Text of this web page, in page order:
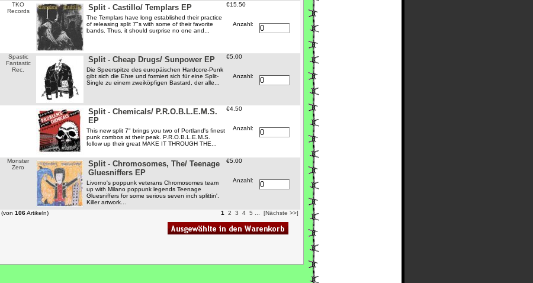
TKO
Records
Split - Castillo/ Templars EP
The Templars have long established their practice
of releasing split 7"s with some of their favorite
bands. Thus, it should surprise no one and...
€15.50
Anzahl:
Spastic
Fantastic
Rec.
Split - Cheap Drugs/ Sunpower EP
Die Speerspitze des europäischen Hardcore-Punk
gibt sich die Ehre und formiert sich für eine Split-
Single zu einem zweiköpfigen Bastard, der alle...
€5.00
Anzahl:
Split - Chemicals/ P.R.O.B.L.E.M.S.
EP
This new split 7" brings you two of Portland's finest
punk combos at their peak. P.R.O.B.L.E.M.S.
follow up their great MAKE IT THROUGH THE...
€4.50
Anzahl:
Monster
Zero
Split - Chromosomes, The/ Teenage
Gluesniffers EP
Livorno's poppunk veterans Chromosomes team
up with Milano poppunk legends Teenage
Gluesniffers for some serious seven inch splittin'.
Killer artwork...
€5.00
Anzahl:
(von 106Artikeln) 1 2 3 4 5 [Nächste >>]